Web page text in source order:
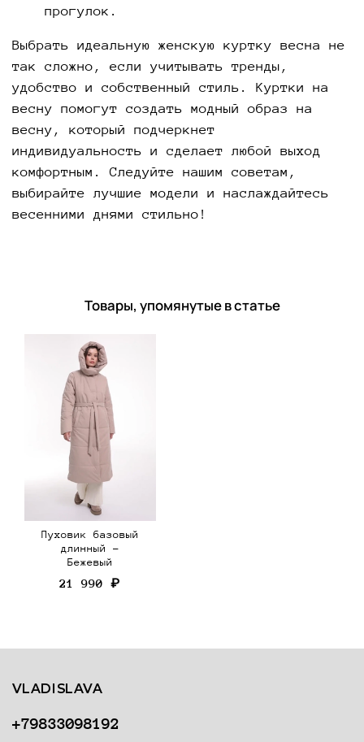
прогулок.
Выбрать идеальную женскую куртку весна не
так сложно, если учитывать тренды,
удобство и собственный стиль. Куртки на
весну помогут создать модный образ на
весну, который подчеркнет
индивидуальность и сделает любой выход
комфортным. Следуйте нашим советам,
выбирайте лучшие модели и наслаждайтесь
весенними днями стильно!
Товары, упомянутые в статье
Пуховик базовый
длинный -
Бежевый
21 990 ₽
+79833098192
VLADISLAVA